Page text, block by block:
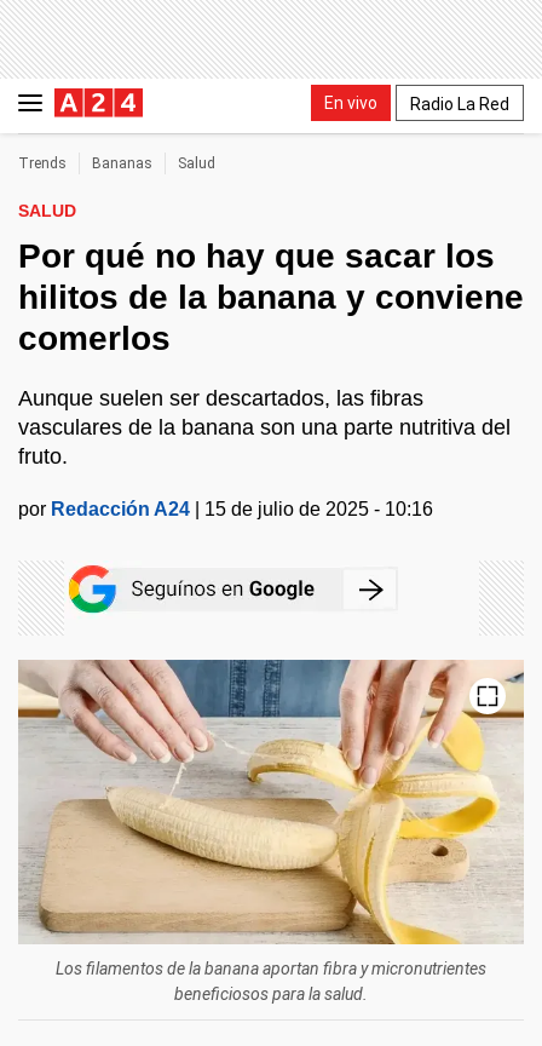
En vivo Radio La Red
Trends Bananas Salud
SALUD
Por qué no hay que sacar los
hilitos de la banana y conviene
comerlos
Aunque suelen ser descartados, las fibras
vasculares de la banana son una parte nutritiva del
fruto.
por Redacción A24 15 de julio de 2025 - 10:16
Los filamentos de la banana aportan fibra y micronutrientes
beneficiosos para la salud.